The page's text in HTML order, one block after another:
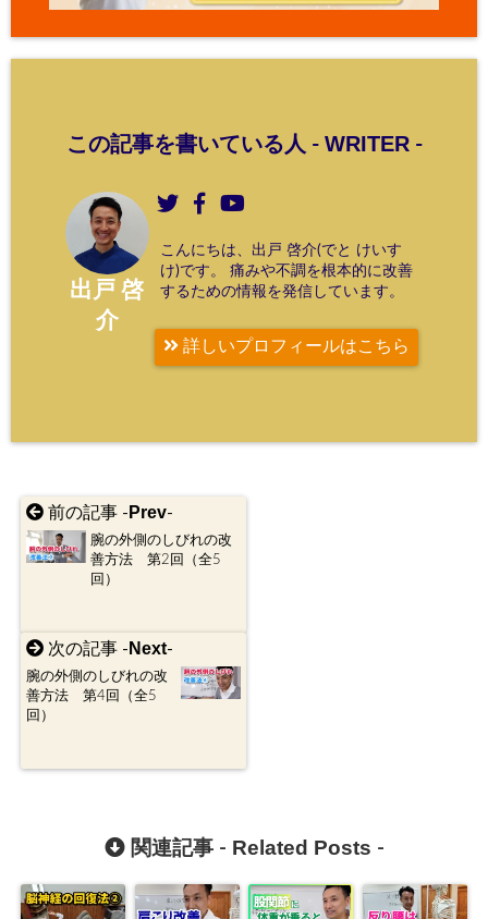
この記事を書いている人 - WRITER-
出戸 啓
介
こんにちは、出戸 啓介(でと けいす
け)です。 痛みや不調を根本的に改善
するための情報を発信しています。
詳しいプロフィールはこちら
前の記事 - Prev-
腕の外側のしびれの改
善方法 第2回（全5
回）
次の記事 - Next-
腕の外側のしびれの改
善方法 第4回（全5
回）
関連記事 - Related Posts -